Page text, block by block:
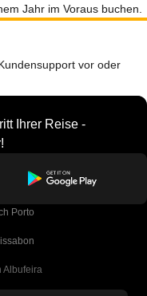
Jahr im Voraus buchen.
vor oder
Ihrer Reise -
Porto
Albufeira